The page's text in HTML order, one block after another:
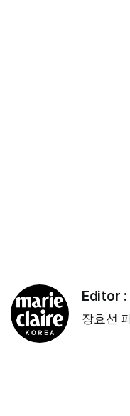
Editor :
장효선